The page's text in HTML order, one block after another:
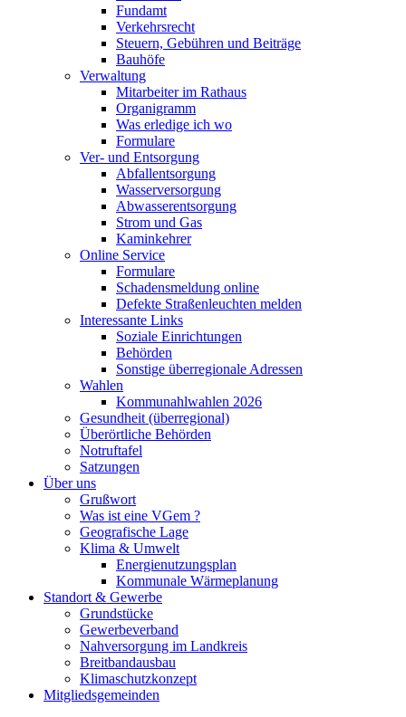
Fundamt
Verkehrsrecht
Steuern, Gebühren und Beiträge
Bauhöfe
Verwaltung
Mitarbeiter im Rathaus
Organigramm
Was erledige ich wo
Formulare
Ver- und Entsorgung
Abfallentsorgung
Wasserversorgung
Abwasserentsorgung
Strom und Gas
Kaminkehrer
Online Service
Formulare
Schadensmeldung online
Defekte Straßenleuchten melden
Interessante Links
Soziale Einrichtungen
Behörden
Sonstige überregionale Adressen
Wahlen
Kommunahlwahlen 2026
Gesundheit (überregional)
Überörtliche Behörden
Notruftafel
Satzungen
Über uns
Grußwort
Was ist eine VGem ?
Geografische Lage
Klima & Umwelt
Energienutzungsplan
Kommunale Wärmeplanung
Standort & Gewerbe
Grundstücke
Gewerbeverband
Nahversorgung im Landkreis
Breitbandausbau
Klimaschutzkonzept
Mitgliedsgemeinden